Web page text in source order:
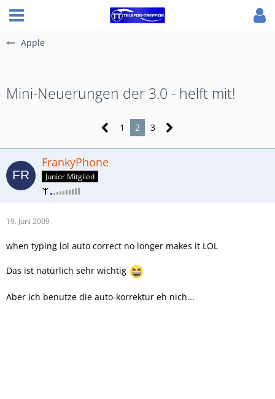
Apple
Mini-Neuerungen der 3.0 - helft mit!
1 2 3
FrankyPhone
Junior Mitglied
19. Juni 2009
when typing lol auto correct no longer makes it LOL
Das ist natürlich sehr wichtig
Aber ich benutze die auto-korrektur eh nich...